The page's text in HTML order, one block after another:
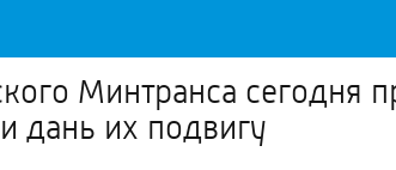
Минтранса сегодня
дань их подвигу